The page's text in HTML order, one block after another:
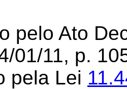
pelo Ato
01/11, p.
pela Lei